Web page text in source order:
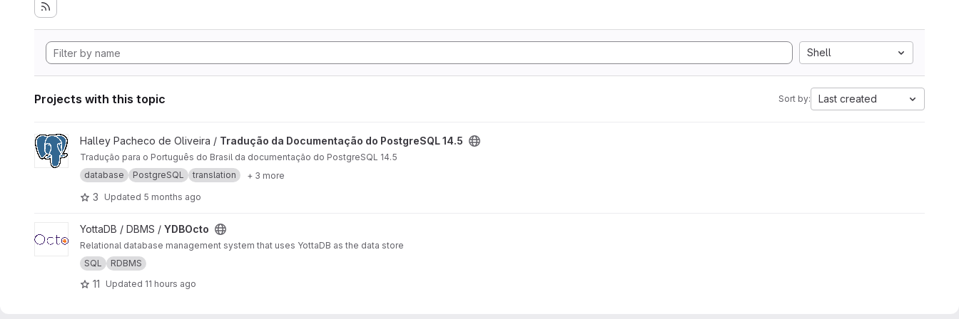
Shell
Projects with this topic Sort by: Last created
View Tradução da Documentação do PostgreSQL 14.5 project
Halley Pacheco de Oliveira / Tradução da Documentação do PostgreSQL 14.5
Tradução para o Português do Brasil da documentação do PostgreSQL 14.5
database
PostgreSQL translation + 3 more
3 Updated 5 months ago
View YDBOcto project
YottaDB / DBMS / YDBOcto
Relational database management system that uses YottaDB as the data store
SQL
RDBMS
11 Updated 11 hours ago